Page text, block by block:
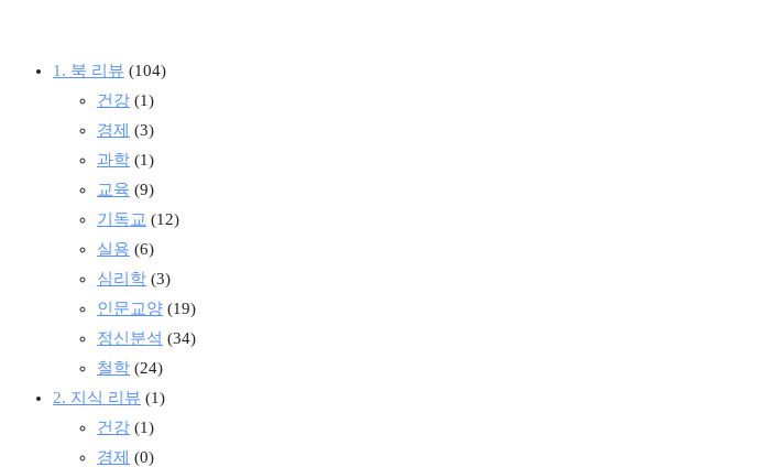
1. 북 리뷰 (104)
건강 (1)
경제 (3)
과학 (1)
교육 (9)
기독교 (12)
실용 (6)
심리학 (3)
인문교양 (19)
정신분석 (34)
철학 (24)
2. 지식 리뷰 (1)
건강 (1)
경제 (0)